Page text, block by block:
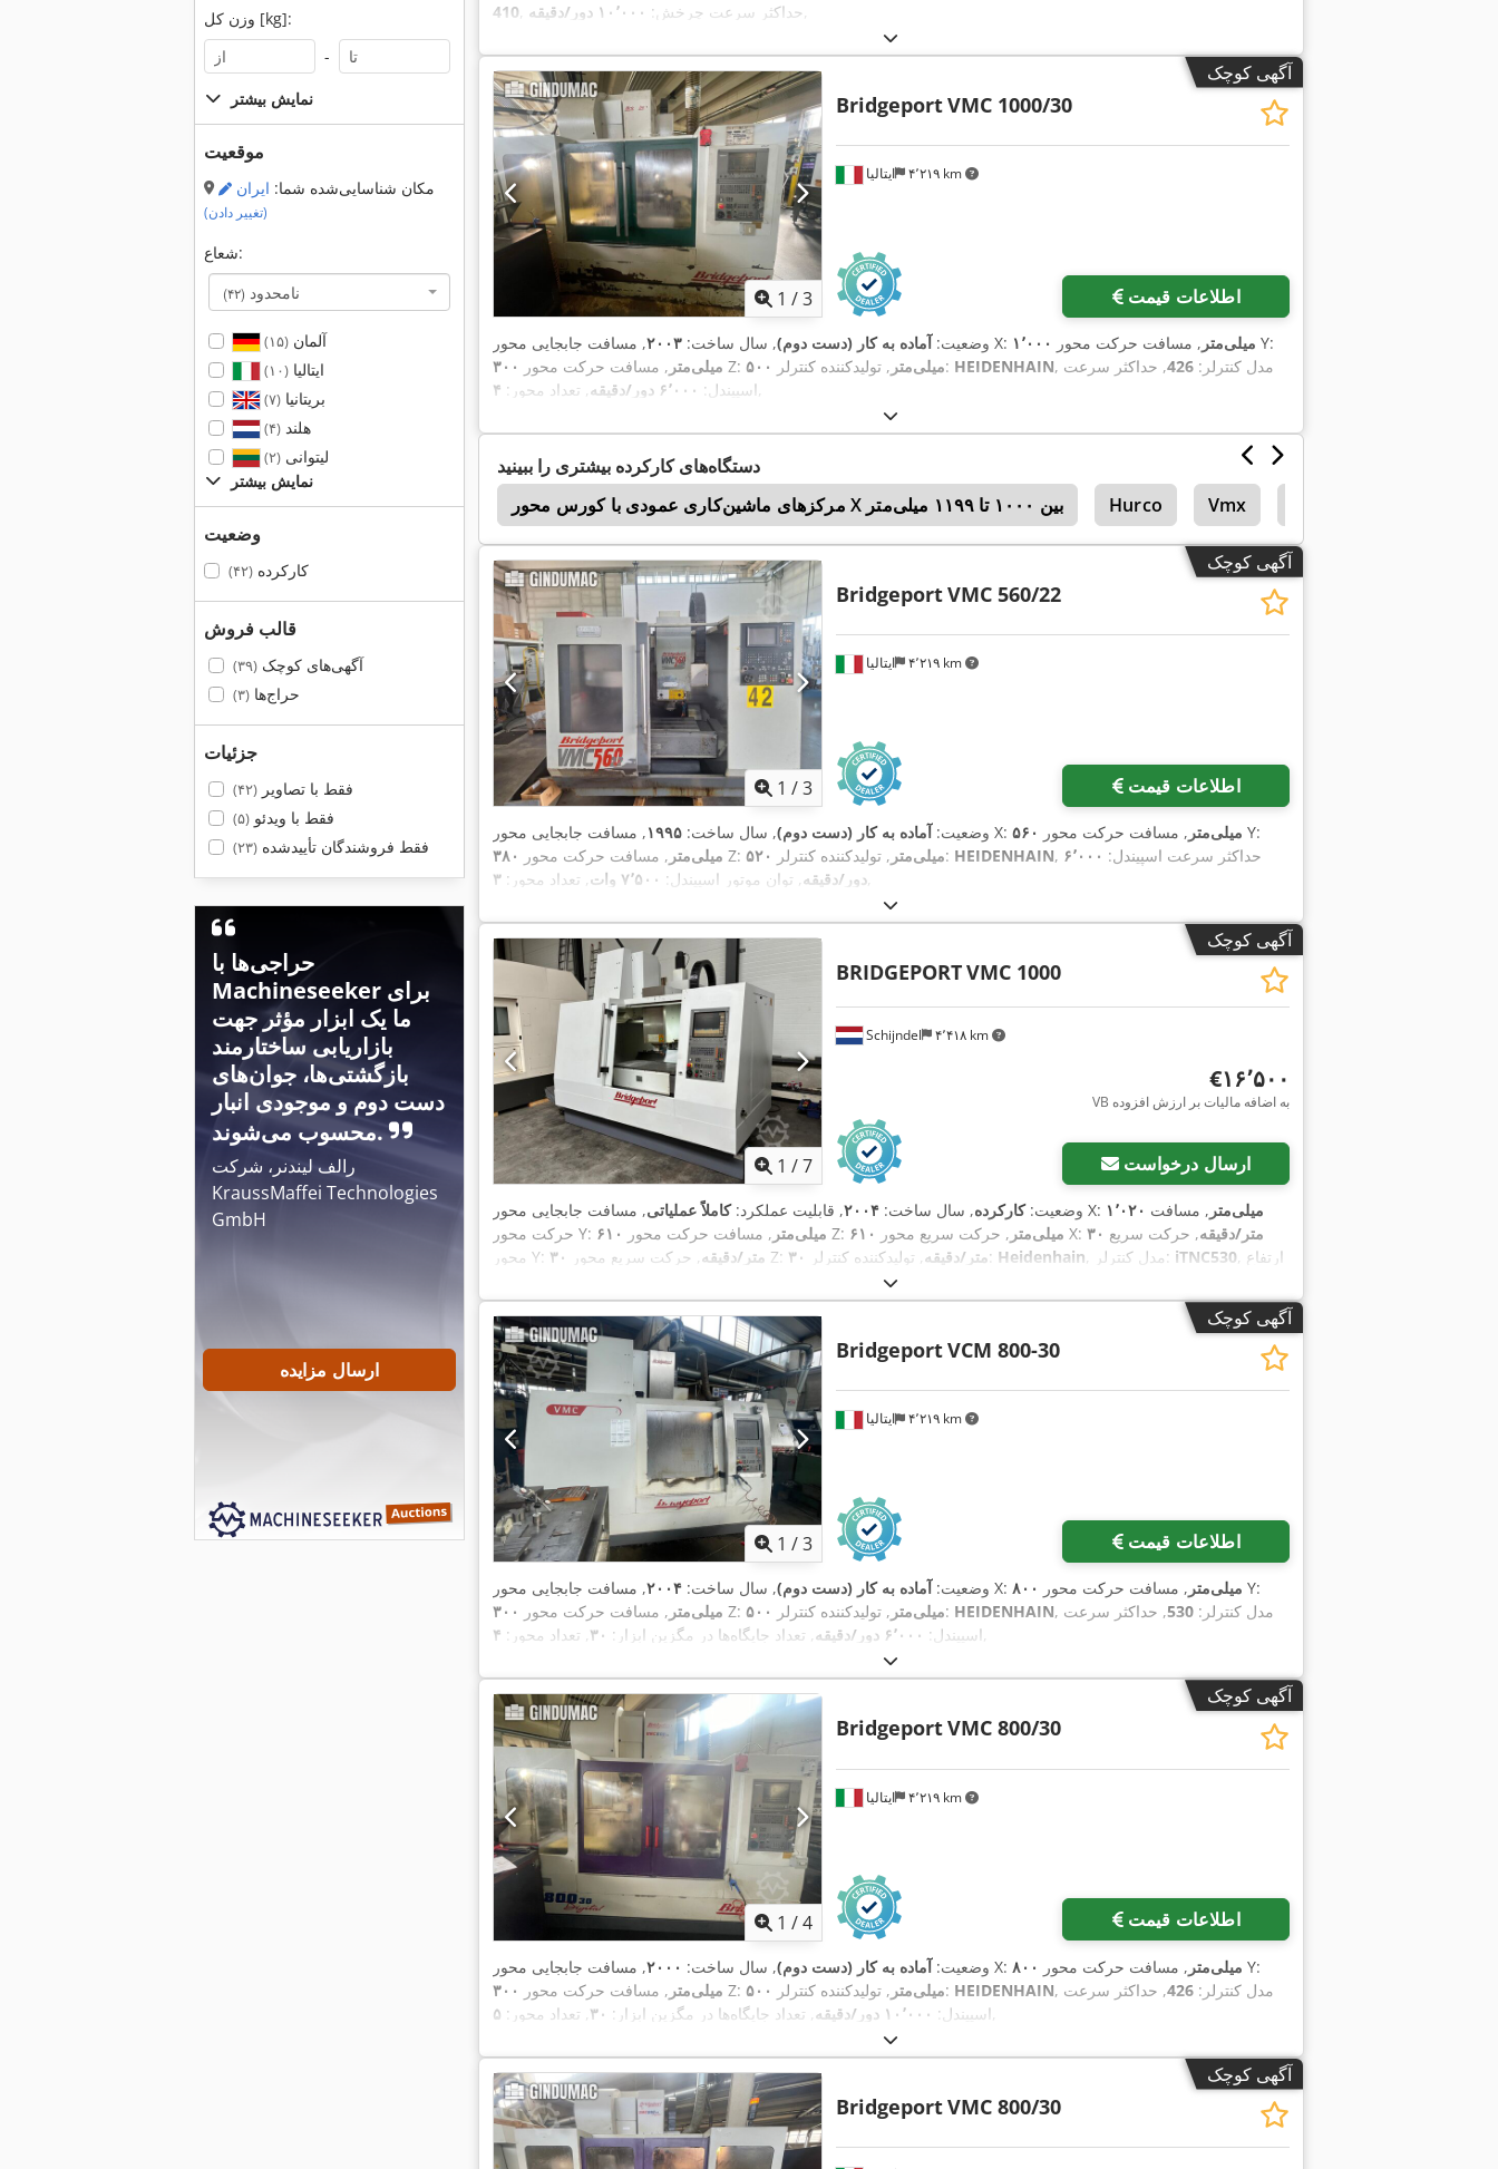
وزن کل [kg]:
-
نمایش بیشتر
موقعیت
مکان شناسایی‌شده شما: ایران
(تغییر دادن)
شعاع:
نامحدود (۴۲)
آلمان(۱۵)
ایتالیا(۱۰)
بریتانیا(۷)
هلند(۴)
لیتوانی(۲)
نمایش بیشتر
وضعیت
کارکرده(۴۲)
قالب فروش
آگهی‌های کوچک(۳۹)
حراج‌ها(۳)
جزئیات
فقط با تصاویر(۴۲)
فقط با ویدئو(۵)
فقط فروشندگان تأییدشده(۲۳)
حراجی‌ها با
Machineseeker برای
ما یک ابزار مؤثر جهت
بازاریابی ساختارمند
بازگشتی‌ها، جوان‌های
دست دوم و موجودی انبار
محسوب می‌شوند.
رالف لیندنر، شرکت
KraussMaffei Technologies
GmbH
ارسال مزایده
410
, حداکثر سرعت چرخش: ۱۰٬۰۰۰ دور/دقیقه ,
آگهی کوچک
1 /3
ایتالیا ۴٬۲۱۹ km
BridgeportVMC 1000/30
اطلاعات قیمت
وضعیت:آماده به کار (دست دوم), سال ساخت: ۲۰۰۳ , مسافت جابجایی محور X: ۱٬۰۰۰ میلی‌متر , مسافت حرکت محور Y:
۳۰۰ میلی‌متر , مسافت حرکت محور Z: ۵۰۰ میلی‌متر, تولیدکننده کنترلر: HEIDENHAIN , مدل کنترلر: 426, حداکثر سرعت
اسپیندل: ۶٬۰۰۰ دور/دقیقه , تعداد محور: ۴ ,
دستگاه‌های کارکرده بیشتری را ببینید
مرکزهای ماشین‌کاری عمودی با کورس محور X بین ۱۰۰۰ تا ۱۱۹۹ میلی‌متر
Hurco Vmx
Deckel Maho Heidenhain Maho
آگهی کوچک
1 /3
ایتالیا ۴٬۲۱۹ km
BridgeportVMC 560/22
اطلاعات قیمت
وضعیت:آماده به کار (دست دوم), سال ساخت: ۱۹۹۵ , مسافت جابجایی محور X: ۵۶۰ میلی‌متر , مسافت حرکت محور Y:
۳۸۰ میلی‌متر , مسافت حرکت محور Z: ۵۲۰ میلی‌متر, تولیدکننده کنترلر: HEIDENHAIN , حداکثر سرعت اسپیندل: ۶٬۰۰۰
دور/دقیقه, توان موتور اسپیندل: ۷٬۵۰۰ وات , تعداد محور: ۳ ,
آگهی کوچک
1 /7
Schijndel ۴٬۴۱۸ km
BRIDGEPORTVMC 1000
‎€۱۶٬۵۰۰
VB به اضافه مالیات بر ارزش افزوده
ارسال درخواست
وضعیت:کارکرده, سال ساخت: ۲۰۰۴, قابلیت عملکرد:کاملاً عملیاتی , مسافت جابجایی محور X: ۱٬۰۲۰ میلی‌متر , مسافت
حرکت محور Y:
۶۱۰ میلی‌متر , مسافت حرکت محور Z: ۶۱۰ میلی‌متر , حرکت سریع محور X: ۳۰ متر/دقیقه, حرکت سریع
محور Y:
۳۰ متر/دقیقه , حرکت سریع محور Z: ۳۰ متر/دقیقه, تولیدکننده کنترلر: Heidenhain , مدل کنترلر: iTNC530, ارتفاع
, عرض کل:
میلی‌متر, ظرفیت بار میز:۹۰۰ کیلوگرم , وزن کل:۴٬۱۰۰ کیلوگرم , حداکثر سرعت اسپیندل:۸٬۰۰۰ دور/دقیقه
, دماغ اسپیندل:
BT40
, تعداد اسپیندل‌ها:
سرعت چرخش به طور نامحدود قابل تنظیم,
مستندات / راهنما
آگهی کوچک
1 /3
ایتالیا ۴٬۲۱۹ km
BridgeportVCM 800-30
اطلاعات قیمت
وضعیت: آماده به کار (دست دوم), سال ساخت: ۲۰۰۴ , مسافت جابجایی محور X: ۸۰۰ میلی‌متر , مسافت حرکت محور Y:
۳۰۰ میلی‌متر , مسافت حرکت محور Z: ۵۰۰ میلی‌متر, تولیدکننده کنترلر: HEIDENHAIN , مدل کنترلر: 530, حداکثر سرعت
اسپیندل: ۶٬۰۰۰ دور/دقیقه , تعداد جایگاه‌ها در مگزین ابزار: ۳۰, تعداد محور: ۴ ,
آگهی کوچک
1 /4
ایتالیا ۴٬۲۱۹ km
BridgeportVMC 800/30
اطلاعات قیمت
وضعیت:آماده به کار (دست دوم), سال ساخت: ۲۰۰۰ , مسافت جابجایی محور X: ۸۰۰ میلی‌متر , مسافت حرکت محور Y:
۳۰۰ میلی‌متر , مسافت حرکت محور Z: ۵۰۰ میلی‌متر, تولیدکننده کنترلر: HEIDENHAIN , مدل کنترلر: 426, حداکثر سرعت
اسپیندل: ۱۰٬۰۰۰ دور/دقیقه , تعداد جایگاه‌ها در مگزین ابزار: ۳۰, تعداد محور: ۵ ,
آگهی کوچک
BridgeportVMC 800/30